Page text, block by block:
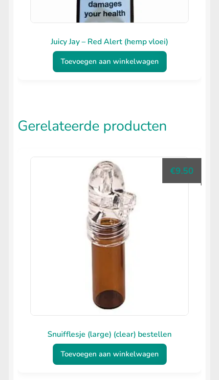
productpagina
Juicy Jay – Red Alert (hemp vloei)
Toevoegen aan winkelwagen
Gerelateerde producten
Snuifflesje (large) (clear) bestellen
€9.50
Toevoegen aan winkelwagen